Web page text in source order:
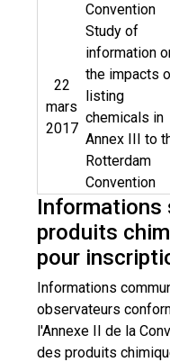
Convention
22
mars
2017
Study of
information
the impacts
listing
chemicals in
Annex III to
Rotterdam
Convention
Informations
produits
pour
Informations
observateurs
l'Annexe II de la
des produits